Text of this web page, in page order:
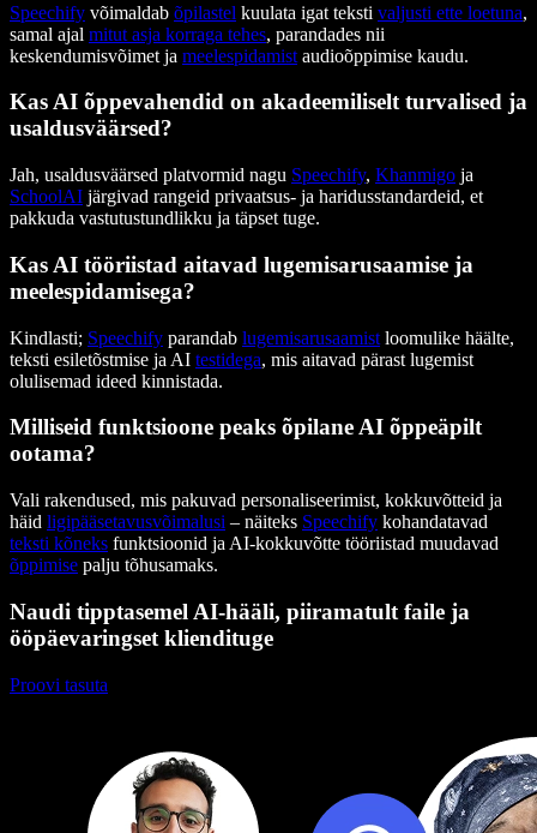
Speechify võimaldab õpilastel kuulata igat teksti valjusti ette loetuna,
samal ajal mitut asja korraga tehes, parandades nii
keskendumisvõimet ja meelespidamist audioõppimise kaudu.
Kas AI õppevahendid on akadeemiliselt turvalised ja
usaldusväärsed?
Jah, usaldusväärsed platvormid nagu Speechify, Khanmigo ja
SchoolAI järgivad rangeid privaatsus- ja haridusstandardeid, et
pakkuda vastutustundlikku ja täpset tuge.
Kas AI tööriistad aitavad lugemisarusaamise ja
meelespidamisega?
Kindlasti; Speechify parandab lugemisarusaamist loomulike häälte,
teksti esiletõstmise ja AI testidega, mis aitavad pärast lugemist
olulisemad ideed kinnistada.
Milliseid funktsioone peaks õpilane AI õppeäpilt
ootama?
Vali rakendused, mis pakuvad personaliseerimist, kokkuvõtteid ja
häid ligipääsetavusvõimalusi – näiteks Speechify kohandatavad
teksti kõneks funktsioonid ja AI-kokkuvõtte tööriistad muudavad
õppimise palju tõhusamaks.
Naudi tipptasemel AI-hääli, piiramatult faile ja
ööpäevaringset kliendituge
Proovi tasuta